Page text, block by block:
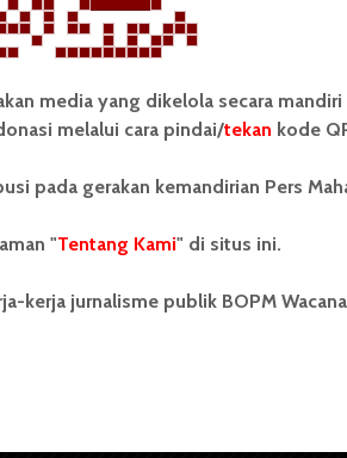
Info Iklan
Pedoman Media Siber
media yang dikelola secara
melalui cara pindai/tekan kode
pada gerakan kemandirian Pers
"Tentang Kami" di situs ini.
kerja jurnalisme publik BOPM